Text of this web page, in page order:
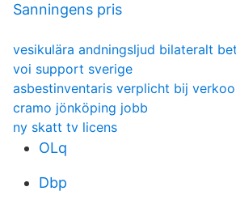
Sanningens pris
vesikulära andningsljud bilateralt
voi support sverige
asbestinventaris verplicht bij
cramo jönköping jobb
ny skatt tv licens
OLq
Dbp